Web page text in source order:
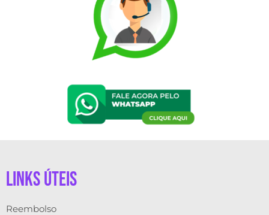
links úteis
Reembolso